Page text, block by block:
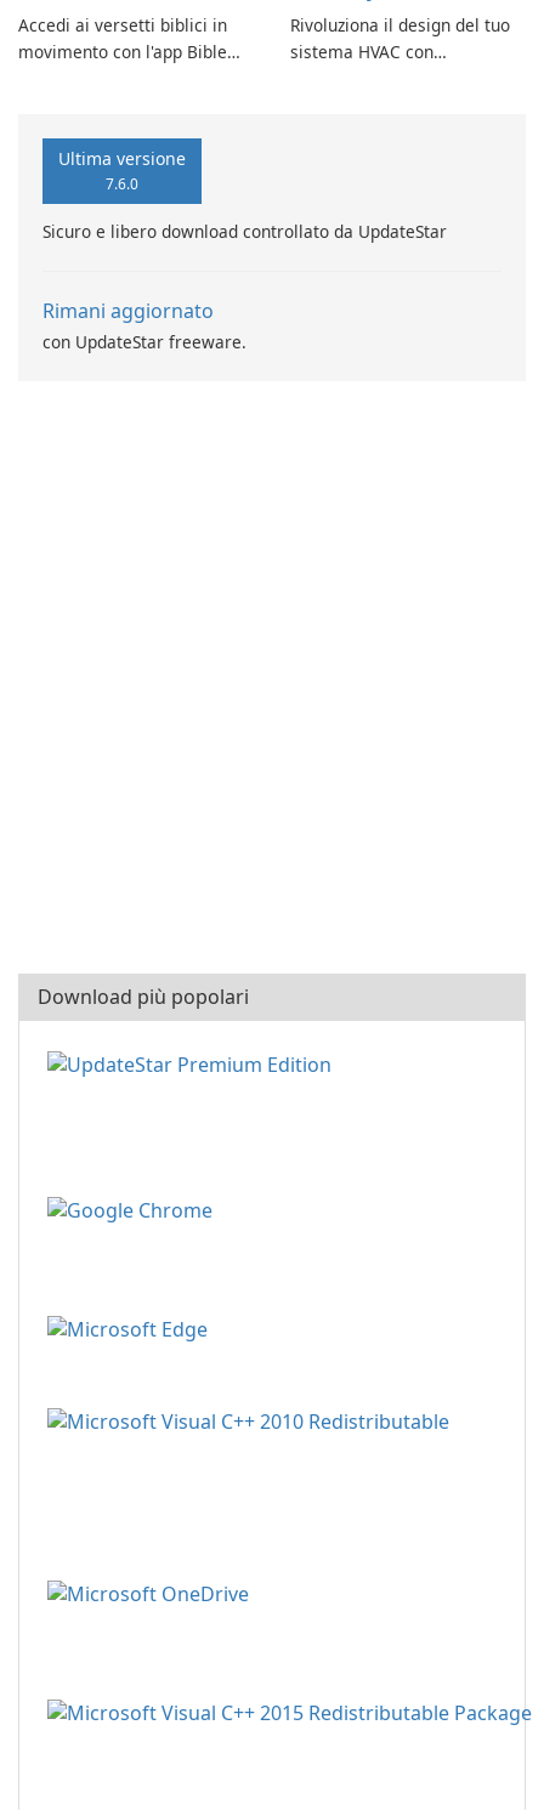
Accedi ai versetti biblici in
movimento con l'app Bible
Rivoluziona il design del tuo
sistema HVAC con
Ultima versione
7.6.0
Sicuro e libero download controllato da UpdateStar
Rimani aggiornato
con UpdateStar freeware.
Download più popolari